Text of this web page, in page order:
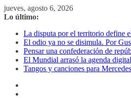
Saltar
al
jueves, agosto 6, 2026
Lo último:
La disputa por el territorio define
El odio ya no se disimula. Por
Pensar una confederación de
El Mundial arrasó la agenda
Tangos y canciones para